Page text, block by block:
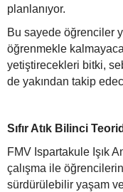
planlanıyor.
Bu sayede öğrenciler
öğrenmekle
yetiştirecekleri bitki,
de yakından takip
Sıfır Atık Bilinci
FMV Ispartakule Işık
çalışma ile
sürdürülebilir yaşam